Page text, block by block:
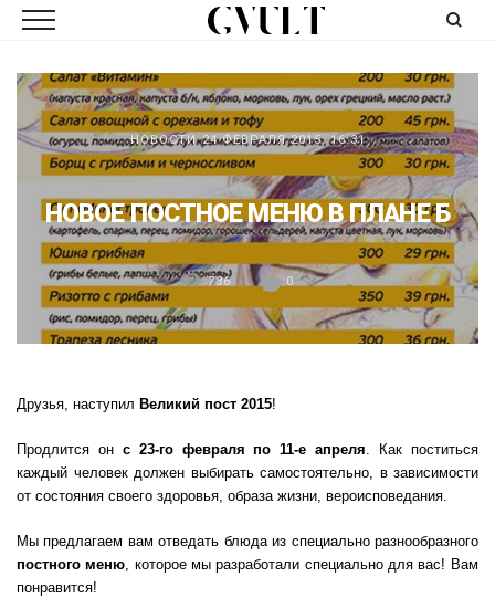
НОВОСТИ 24 ФЕВРАЛЯ 2015, 16:31
НОВОЕ ПОСТНОЕ МЕНЮ В ПЛАНЕ Б
736 0
Друзья, наступил Великий пост 2015!
Продлится онс 23-го февраля по 11-е апреля. Как поститься
каждый человек должен выбирать самостоятельно, в зависимости
от состояния своего здоровья, образа жизни, вероисповедания.
Мы предлагаем вам отведать блюда из специально разнообразного
постного меню, которое мы разработали специально для вас! Вам
понравится!